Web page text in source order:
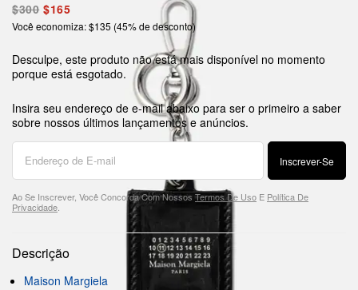
$300 $165
Você economiza: $135 (45% de desconto)
Desculpe, este produto não está mais disponível no momento
porque está esgotado.
Insira seu endereço de e-mail abaixo para ser o primeiro a saber
sobre nossos últimos lançamentos e anúncios.
Inscrever-Se
Ao Se Inscrever, Você Concorda Com NossosTermos De Uso E Política De
Privacidade
Descrição
Maison Margiela